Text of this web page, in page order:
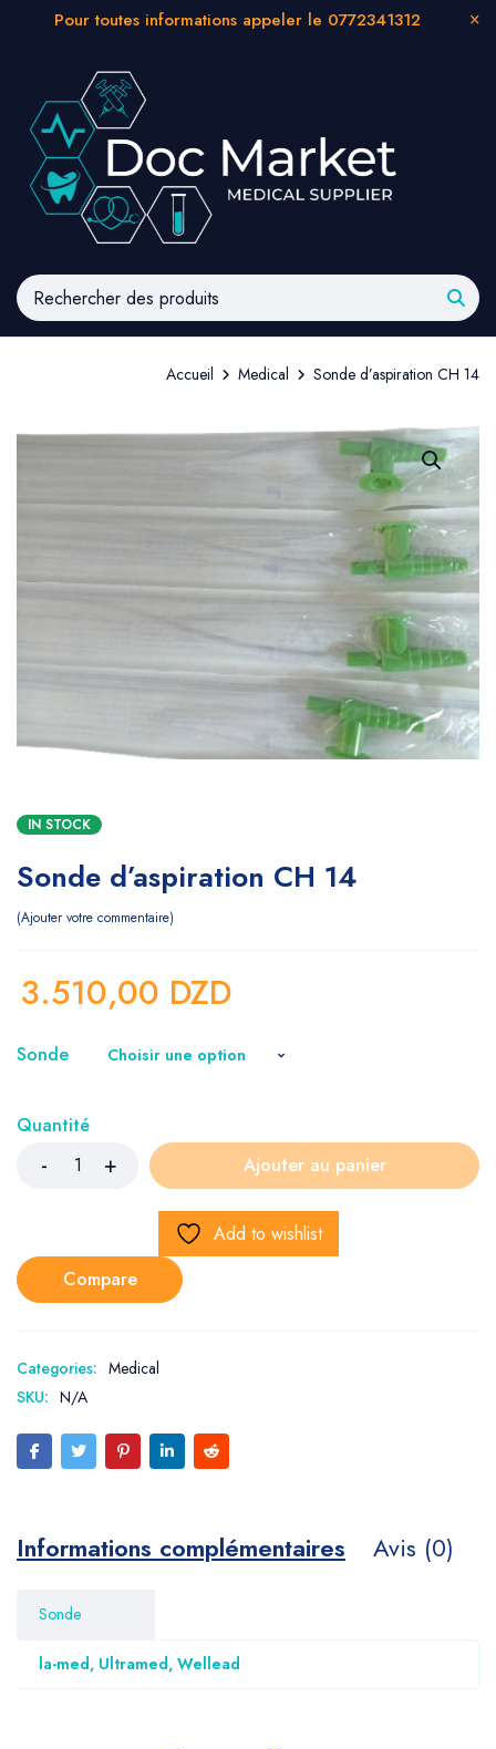
Pour toutes informations appeler le 0772341312
Accueil Medical Sonde d’aspiration CH 14
IN STOCK
Sonde d’aspiration CH 14
Ajouter votre commentaire
3.510,00 DZD
Sonde
Quantité
Ajouter au panier
Add to wishlist
Compare
Categories: Medical
SKU: N/A
Informations complémentaires Avis (0)
Sonde
la-med, Ultramed, Wellead